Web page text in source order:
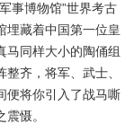
事博物馆”世界考古
埋藏着中国第一位皇
马同样大小的陶俑组
齐，将军、武士、
便将你引入了战马嘶
慑。